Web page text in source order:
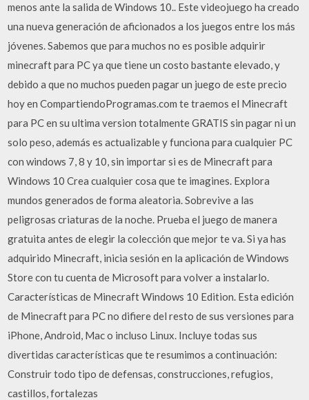
menos ante la salida de Windows 10.. Este videojuego ha creado
una nueva generación de aficionados a los juegos entre los más
jóvenes. Sabemos que para muchos no es posible adquirir
minecraft para PC ya que tiene un costo bastante elevado, y
debido a que no muchos pueden pagar un juego de este precio
hoy en CompartiendoProgramas.com te traemos el Minecraft
para PC en su ultima version totalmente GRATIS sin pagar ni un
solo peso, además es actualizable y funciona para cualquier PC
con windows 7, 8 y 10, sin importar si es de Minecraft para
Windows 10 Crea cualquier cosa que te imagines. Explora
mundos generados de forma aleatoria. Sobrevive a las
peligrosas criaturas de la noche. Prueba el juego de manera
gratuita antes de elegir la colección que mejor te va. Si ya has
adquirido Minecraft, inicia sesión en la aplicación de Windows
Store con tu cuenta de Microsoft para volver a instalarlo.
Características de Minecraft Windows 10 Edition. Esta edición
de Minecraft para PC no difiere del resto de sus versiones para
iPhone, Android, Mac o incluso Linux. Incluye todas sus
divertidas características que te resumimos a continuación:
Construir todo tipo de defensas, construcciones, refugios,
castillos, fortalezas